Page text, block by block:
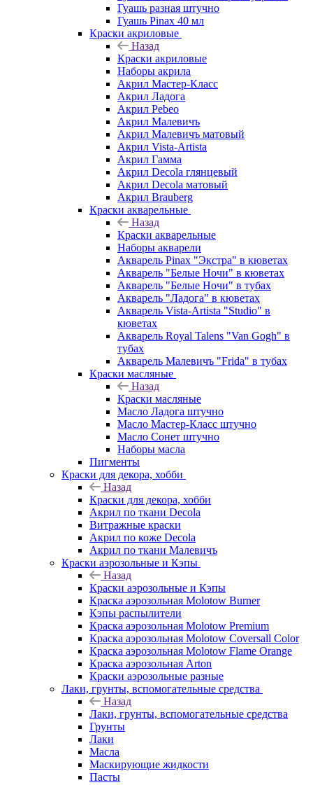
Гуашь разная штучно
Гуашь Pinax 40 мл
Краски акриловые
Назад
Краски акриловые
Наборы акрила
Акрил Мастер-Класс
Акрил Ладога
Акрил Pebeo
Акрил Малевичъ
Акрил Малевичъ матовый
Акрил Vista-Artista
Акрил Гамма
Акрил Decola глянцевый
Акрил Decola матовый
Акрил Brauberg
Краски акварельные
Назад
Краски акварельные
Наборы акварели
Акварель Pinax "Экстра" в кюветах
Акварель "Белые Ночи" в кюветах
Акварель "Белые Ночи" в тубах
Акварель "Ладога" в кюветах
Акварель Vista-Artista "Studio" в
кюветах
Акварель Royal Talens "Van Gogh" в
тубах
Акварель Малевичъ "Frida" в тубах
Краски масляные
Назад
Краски масляные
Масло Ладога штучно
Масло Мастер-Класс штучно
Масло Сонет штучно
Наборы масла
Пигменты
Краски для декора, хобби
Назад
Краски для декора, хобби
Акрил по ткани Decola
Витражные краски
Акрил по коже Decola
Акрил по ткани Малевичъ
Краски аэрозольные и Кэпы
Назад
Краски аэрозольные и Кэпы
Краска аэрозольная Molotow Burner
Кэпы распылители
Краска аэрозольная Molotow Premium
Краска аэрозольная Molotow Coversall Color
Краска аэрозольная Molotow Flame Orange
Краска аэрозольная Arton
Краски аэрозольные разные
Лаки, грунты, вспомогательные средства
Назад
Лаки, грунты, вспомогательные средства
Грунты
Лаки
Масла
Маскирующие жидкости
Пасты